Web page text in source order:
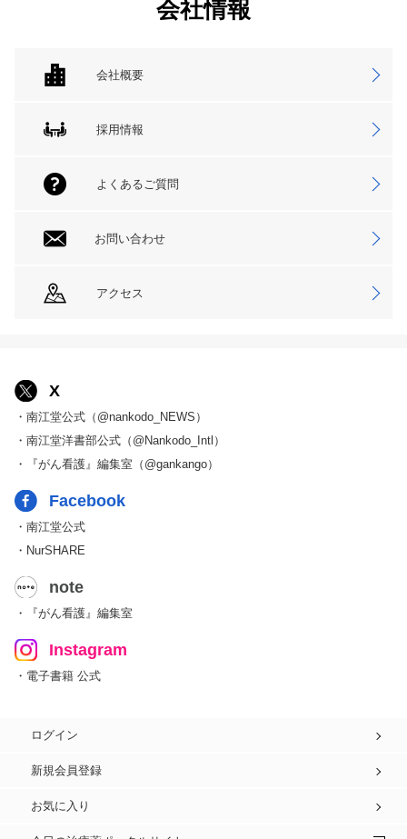
会社情報
会社概要
採用情報
よくあるご質問
お問い合わせ
アクセス
X
・南江堂公式（@nankodo_NEWS）
・南江堂洋書部公式（@Nankodo_Intl）
・『がん看護』編集室（@gankango）
Facebook
・南江堂公式
・NurSHARE
note
・『がん看護』編集室
Instagram
・電子書籍 公式
ログイン
新規会員登録
お気に入り